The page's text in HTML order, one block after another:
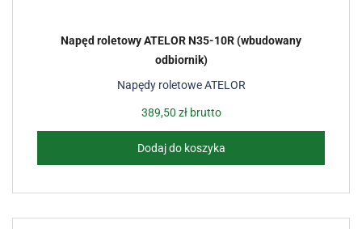
Napędy roletowe ATELOR
Napęd roletowy ATELOR N35-10R (wbudowany
odbiornik)
389,50 złbrutto
Dodaj do koszyka